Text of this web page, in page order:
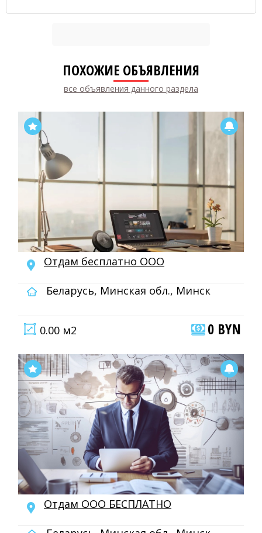
ПОХОЖИЕ ОБЪЯВЛЕНИЯ
все объявления данного раздела
Отдам бесплатно ООО
Беларусь, Минская обл., Минск
0.00 м2 0 BYN
Отдам ООО БЕСПЛАТНО